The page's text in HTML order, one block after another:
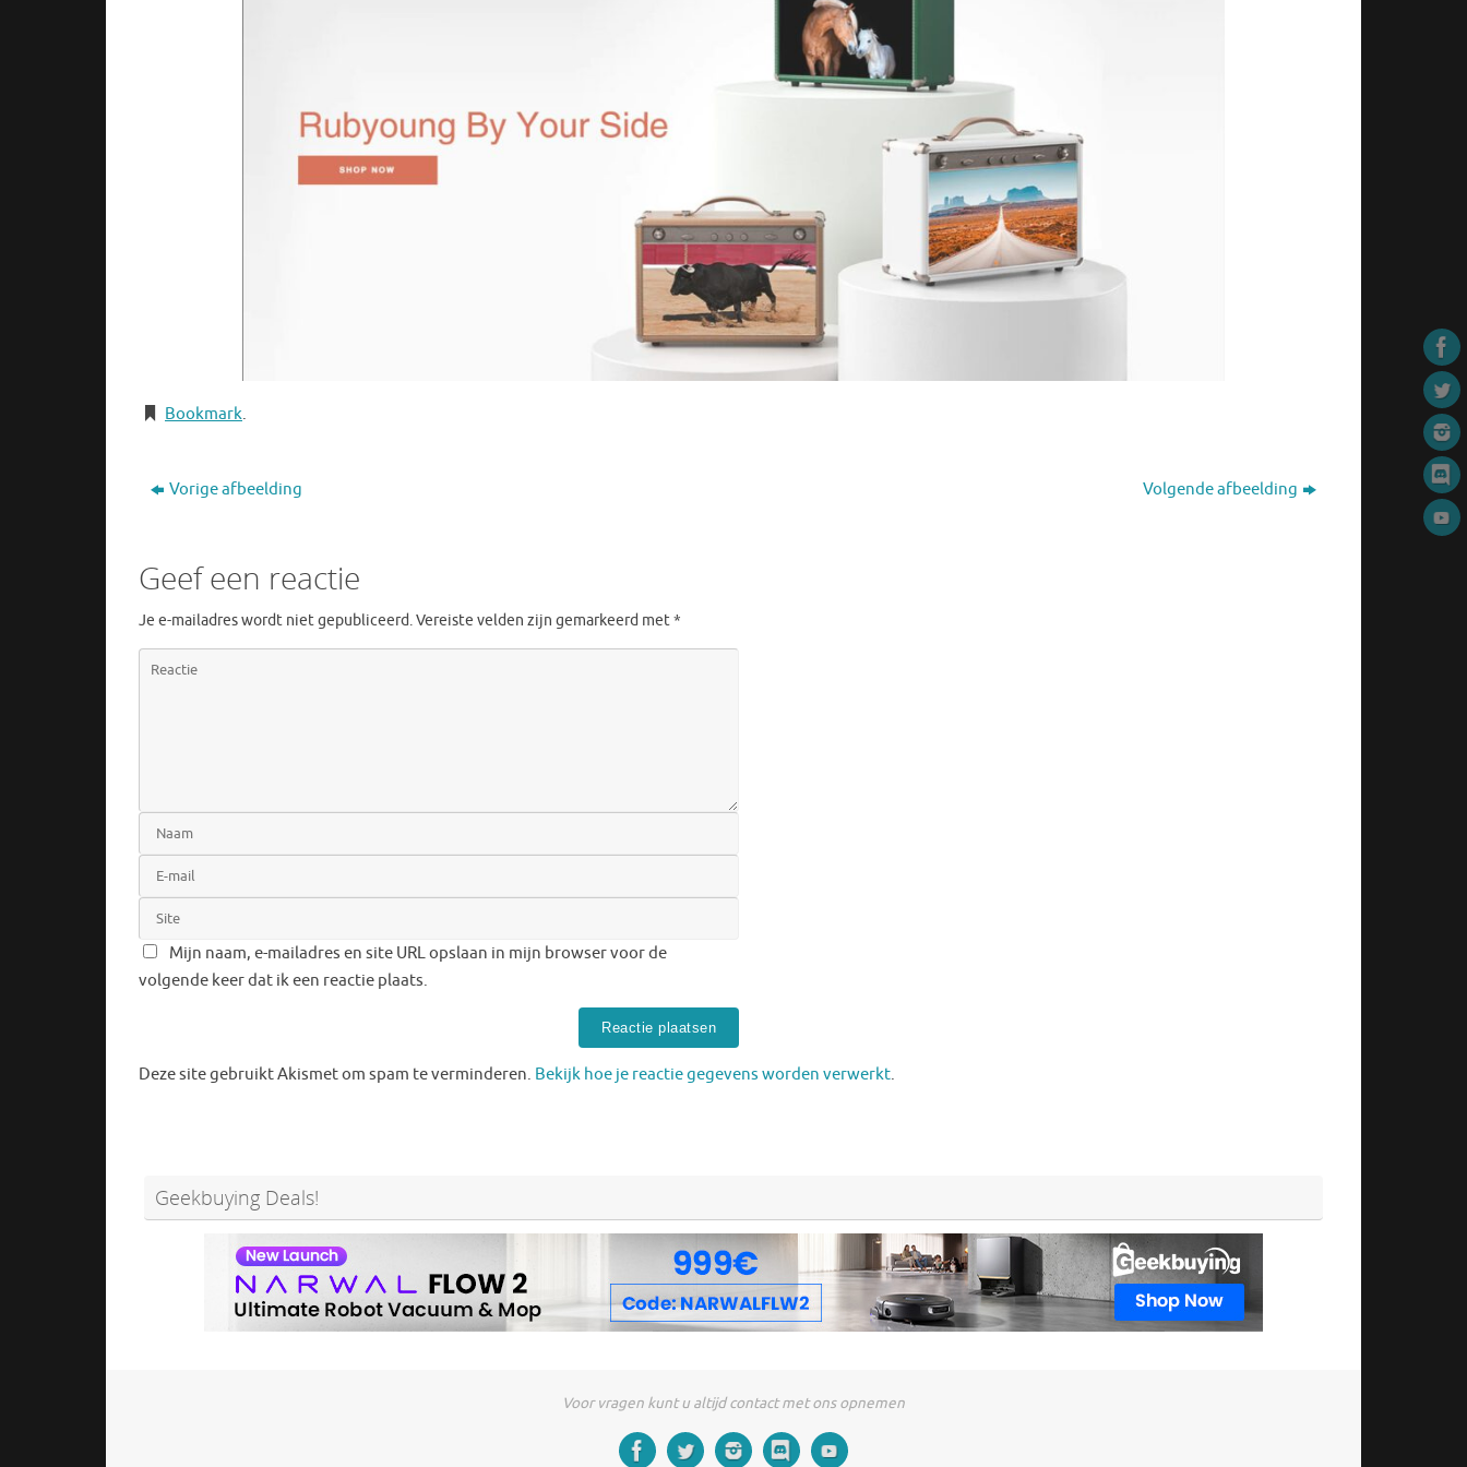
Bookmark.
Vorige afbeelding Volgende afbeelding
Geef een reactie
Je e-mailadres wordt niet gepubliceerd.Vereiste velden zijn gemarkeerd met*
Mijn naam, e-mailadres en site URL opslaan in mijn browser voor de
volgende keer dat ik een reactie plaats.
Deze site gebruikt Akismet om spam te verminderen. Bekijk hoe je reactie gegevens worden verwerkt.
Geekbuying Deals!
Voor vragen kunt u altijd contact met ons opnemen